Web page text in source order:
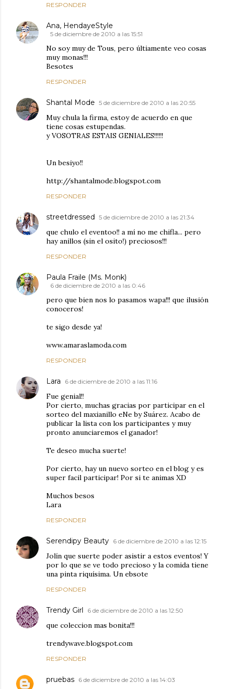
RESPONDER
Ana, HendayeStyle
5 de diciembre de 2010 a las 15:51
No soy muy de Tous, pero últiamente veo cosas
muy monas!!!
Besotes
RESPONDER
Shantal Mode 5 de diciembre de 2010 a las 20:55
Muy chula la firma, estoy de acuerdo en que
tiene cosas estupendas.
y VOSOTRAS ESTAIS GENIALES!!!!!!
Un besiyo!!
http://shantalmode.blogspot.com
RESPONDER
streetdressed 5 de diciembre de 2010 a las 21:34
que chulo el eventoo!! a mí no me chifla... pero
hay anillos (sin el osito!) preciosos!!!
RESPONDER
Paula Fraile (Ms. Monk)
6 de diciembre de 2010 a las 0:46
pero que bien nos lo pasamos wapa!!! que ilusión
conoceros!
te sigo desde ya!
www.amaraslamoda.com
RESPONDER
Lara 6 de diciembre de 2010 a las 11:16
Fue genial!!
Por cierto, muchas gracias por participar en el
sorteo del maxianillo eNe by Suárez. Acabo de
publicar la lista con los participantes y muy
pronto anunciaremos el ganador!
Te deseo mucha suerte!
Por cierto, hay un nuevo sorteo en el blog y es
super facil participar! Por si te animas XD
Muchos besos
Lara
RESPONDER
Serendipy Beauty 6 de diciembre de 2010 a las 12:15
Jolín que suerte poder asistir a estos eventos! Y
por lo que se ve todo precioso y la comida tiene
una pinta riquísima. Un ebsote
RESPONDER
Trendy Girl 6 de diciembre de 2010 a las 12:50
que coleccion mas bonita!!!
trendywave.blogspot.com
RESPONDER
pruebas 6 de diciembre de 2010 a las 14:03